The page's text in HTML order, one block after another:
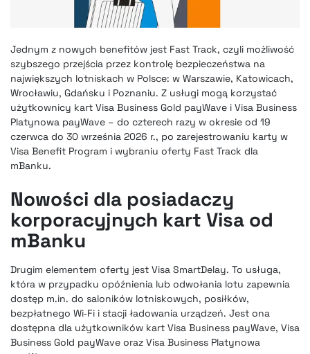
Jednym z nowych benefitów jest Fast Track, czyli możliwość
szybszego przejścia przez kontrolę bezpieczeństwa na
największych lotniskach w Polsce: w Warszawie, Katowicach,
Wrocławiu, Gdańsku i Poznaniu. Z usługi mogą korzystać
użytkownicy kart Visa Business Gold payWave i Visa Business
Platynowa payWave – do czterech razy w okresie od 19
czerwca do 30 września 2026 r., po zarejestrowaniu karty w
Visa Benefit Program i wybraniu oferty Fast Track dla
mBanku.
Nowości dla posiadaczy
korporacyjnych kart Visa od
mBanku
Drugim elementem oferty jest Visa SmartDelay. To usługa,
która w przypadku opóźnienia lub odwołania lotu zapewnia
dostęp m.in. do saloników lotniskowych, posiłków,
bezpłatnego Wi‑Fi i stacji ładowania urządzeń. Jest ona
dostępna dla użytkowników kart Visa Business payWave, Visa
Business Gold payWave oraz Visa Business Platynowa